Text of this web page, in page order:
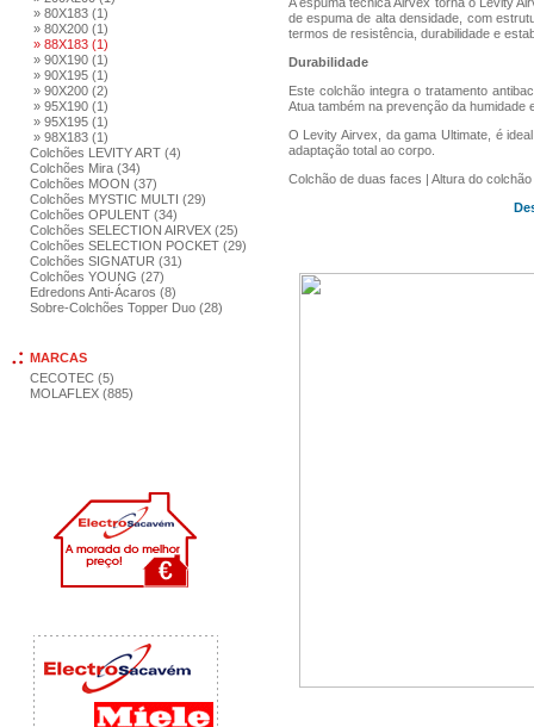
» 80X183 (1)
» 80X200 (1)
» 88X183 (1)
» 90X190 (1)
» 90X195 (1)
» 90X200 (2)
» 95X190 (1)
» 95X195 (1)
» 98X183 (1)
Colchões LEVITY ART (4)
Colchões Mira (34)
Colchões MOON (37)
Colchões MYSTIC MULTI (29)
Colchões OPULENT (34)
Colchões SELECTION AIRVEX (25)
Colchões SELECTION POCKET (29)
Colchões SIGNATUR (31)
Colchões YOUNG (27)
Edredons Anti-Ácaros (8)
Sobre-Colchões Topper Duo (28)
MARCAS
CECOTEC (5)
MOLAFLEX (885)
de espuma de alta densidade, com
termos de resistência, durabilidade e
Durabilidade
Este colchão integra o tratamento
Atua também na prevenção da humidade
O Levity Airvex, da gama Ultimate, é
adaptação total ao corpo.
Colchão de duas faces | Altura do